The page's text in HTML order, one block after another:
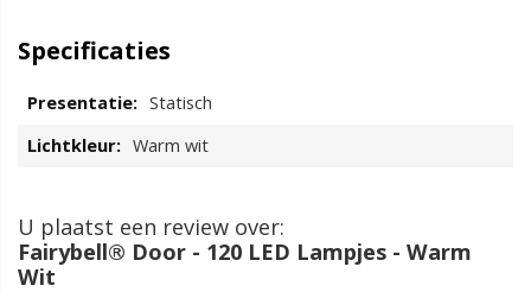
Specificaties
Statisch
Warm wit
U plaatst een review over:
Fairybell® Door - 120 LED Lampjes - Warm
Wit